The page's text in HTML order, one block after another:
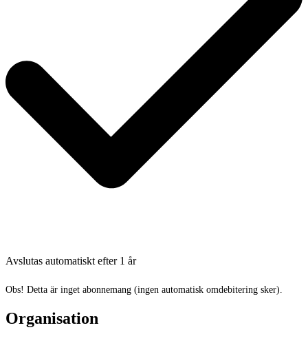
Avslutas automatiskt efter 1 år
Obs! Detta är inget abonnemang (ingen automatisk omdebitering sker).
Organisation